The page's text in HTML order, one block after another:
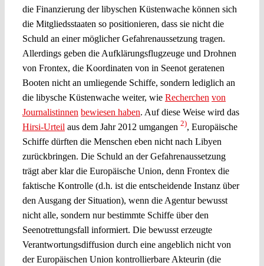
die Finanzierung der libyschen Küstenwache können sich
die Mitgliedsstaaten so positionieren, dass sie nicht die
Schuld an einer möglicher Gefahrenaussetzung tragen.
Allerdings geben die Aufklärungsflugzeuge und Drohnen
von Frontex, die Koordinaten von in Seenot geratenen
Booten nicht an umliegende Schiffe, sondern lediglich an
die libysche Küstenwache weiter, wie Recherchen von
Journalistinnen bewiesen haben. Auf diese Weise wird das
Hirsi-Urteil aus dem Jahr 2012 umgangen 2), Europäische
Schiffe dürften die Menschen eben nicht nach Libyen
zurückbringen. Die Schuld an der Gefahrenaussetzung
trägt aber klar die Europäische Union, denn Frontex die
faktische Kontrolle (d.h. ist die entscheidende Instanz über
den Ausgang der Situation), wenn die Agentur bewusst
nicht alle, sondern nur bestimmte Schiffe über den
Seenotrettungsfall informiert. Die bewusst erzeugte
Verantwortungsdiffusion durch eine angeblich nicht von
der Europäischen Union kontrollierbare Akteurin (die